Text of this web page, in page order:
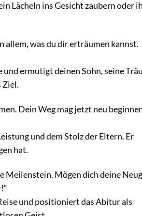
Lächeln ins Gesicht zaubern oder
allem, was du dir erträumen kannst.
ermutigt deinen Sohn, seine
Ziel.
Dein Weg mag jetzt neu
und dem Stolz der Eltern. Er
hat.
Meilenstein. Mögen dich deine
und positioniert das Abitur als